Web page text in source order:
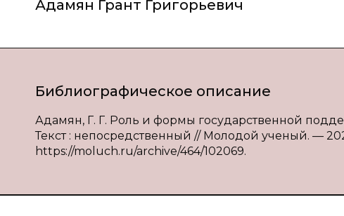
Адамян Грант Григорьевич
Библиографическое описание
Адамян, Г. Г. Роль и формы государственной
Текст : непосредственный // Молодой ученый. —
https://moluch.ru/archive/464/102069.